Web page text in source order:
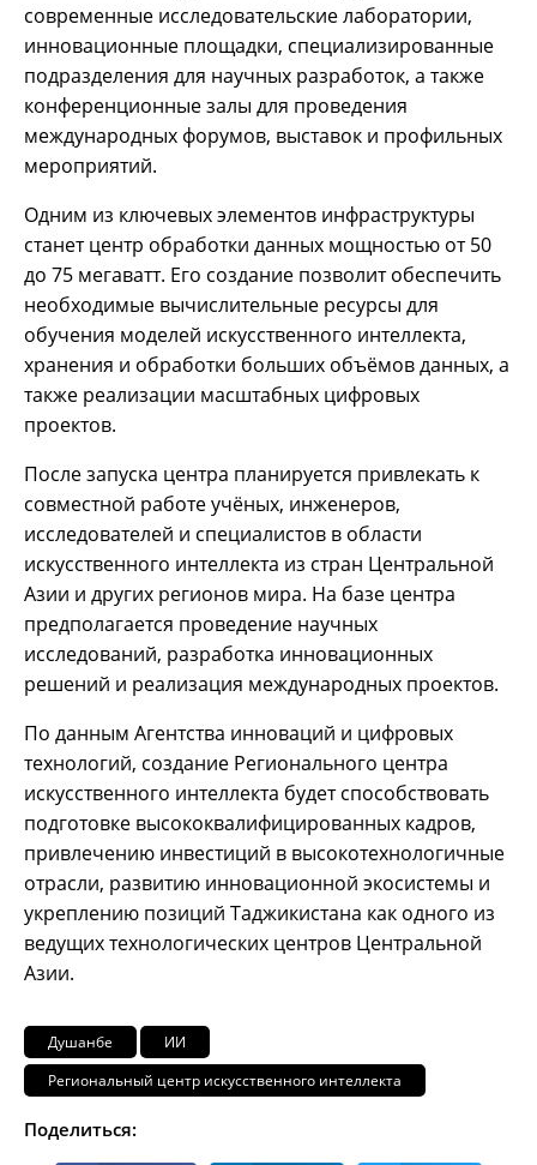
современные исследовательские лаборатории,
инновационные площадки, специализированные
подразделения для научных разработок, а также
конференционные залы для проведения
международных форумов, выставок и профильных
мероприятий.
Одним из ключевых элементов инфраструктуры
станет центр обработки данных мощностью от 50
до 75 мегаватт. Его создание позволит обеспечить
необходимые вычислительные ресурсы для
обучения моделей искусственного интеллекта,
хранения и обработки больших объёмов данных, а
также реализации масштабных цифровых
проектов.
После запуска центра планируется привлекать к
совместной работе учёных, инженеров,
исследователей и специалистов в области
искусственного интеллекта из стран Центральной
Азии и других регионов мира. На базе центра
предполагается проведение научных
исследований, разработка инновационных
решений и реализация международных проектов.
По данным Агентства инноваций и цифровых
технологий, создание Регионального центра
искусственного интеллекта будет способствовать
подготовке высококвалифицированных кадров,
привлечению инвестиций в высокотехнологичные
отрасли, развитию инновационной экосистемы и
укреплению позиций Таджикистана как одного из
ведущих технологических центров Центральной
Азии.
Душанбе
ИИ
Региональный центр искусственного интеллекта
Поделиться: